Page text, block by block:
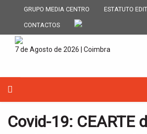
GRUPO MEDIA CENTRO ESTATUTO
CONTACTOS
7 de Agosto de 2026 | Coimbra
Covid-19: CEARTE